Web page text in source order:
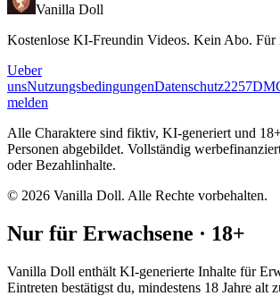
Vanilla Doll
Kostenlose KI-Freundin Videos. Kein Abo. Für
Ueber
unsNutzungsbedingungenDatenschutz2257
melden
Alle Charaktere sind fiktiv, KI-generiert und
Personen abgebildet. Vollständig
oder Bezahlinhalte.
© 2026 Vanilla Doll. Alle Rechte vorbehalten.
Nur für Erwachsene · 18+
Vanilla Doll enthält KI-generierte Inhalte für
Eintreten bestätigst du, mindestens 18 Jahre alt